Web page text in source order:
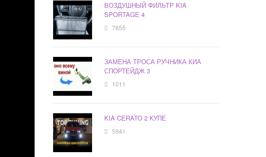
ВОЗДУШНЫЙ ФИЛЬТР KIA
SPORTAGE 4
7655
ЗАМЕНА ТРОСА РУЧНИКА КИА
СПОРТЕЙДЖ 3
1011
KIA CERATO 2 КУПЕ
5941